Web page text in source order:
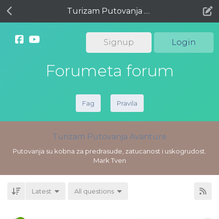
Signup Login
Forumeta forum
Fag Pravila
Turizam Putovanja Avanture
Putovanja su kobna za predrasude, zatucanost i uskogrudost.
Mark Tven
Turizam Putovanja Avanture
Latest All questions